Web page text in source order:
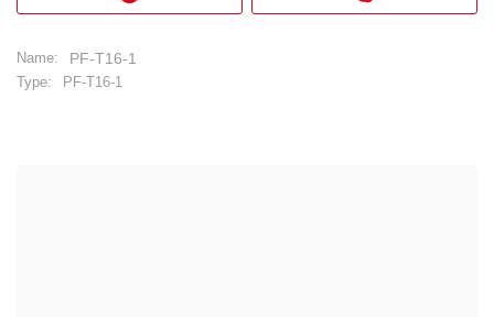
Name: PF-T16-1
Type: PF-T16-1